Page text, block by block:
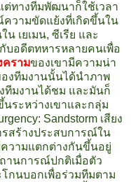
ทางทีมพัฒนาก็ใช้เวลา
ความขัดแย้งที่เกิดขึ้นใน
เยเมน, ซีเรีย และ
บอดีตทหารหลายคนเพื่อ
ครามของเขามีความน่า
งทีมงานนั้นได้นำภาพ
ทีมงานได้ชม และมันก็
ระหว่างเขาและกลุ่ม
Sandstorm เสียง
สร้างประสบการณ์ใน
วามแตกต่างกันขึ้นอยู่
านการณ์ปกติเมื่อตัว
กนบอกเพื่อร่วมทีมตาม